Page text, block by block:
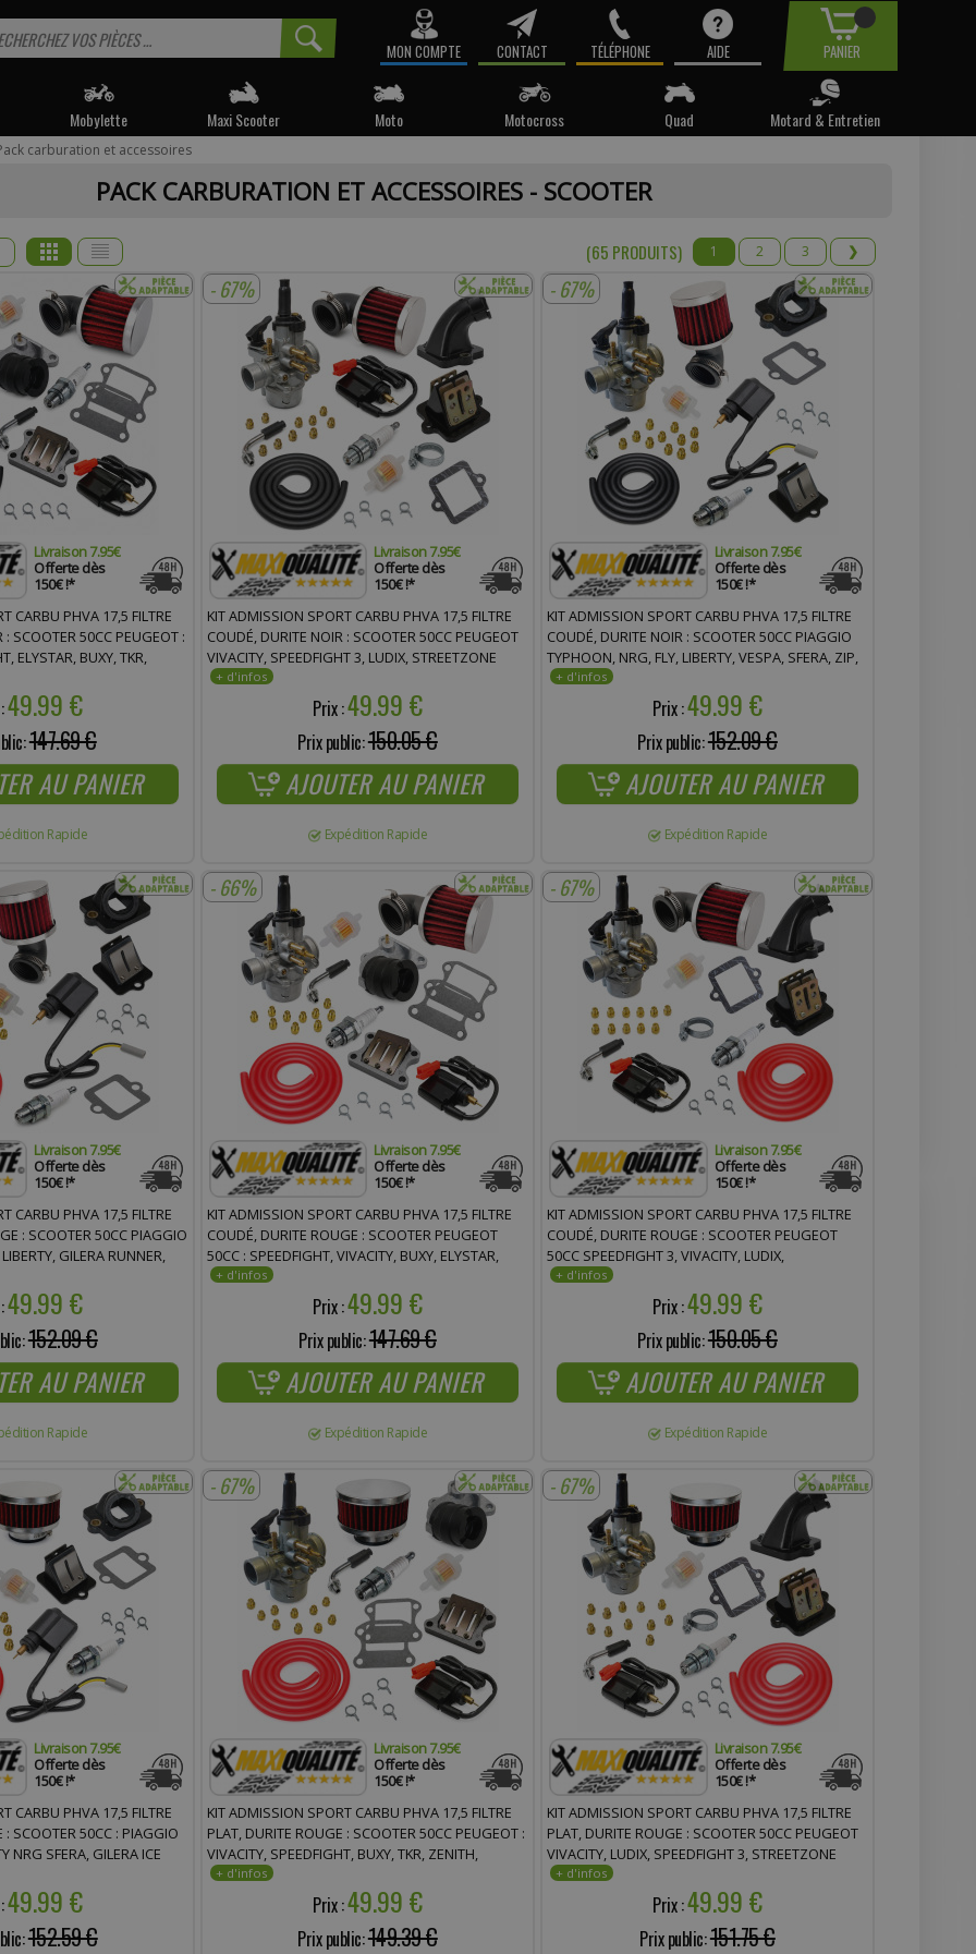
MON COMPTE CONTACT TÉLÉPHONE AIDE PANIER
Mobylette Maxi Scooter Moto Motocross Quad Motard & Entretien
carburation et accessoires
PACK CARBURATION ET ACCESSOIRES - SCOOTER
(65 PRODUITS) 1 2 3 ❯
Livraison 7.95€
Offerte dès
150€ !*
CARBU PHVA 17,5 FILTRE
: SCOOTER 50CC PEUGEOT :
ELYSTAR, BUXY, TKR,
ELYSEO, SQUAB, X-
49.99 €
147.69 €
AU PANIER
Rapide
- 67%
Livraison 7.95€
Offerte dès
150€ !*
KIT ADMISSION SPORT CARBU PHVA 17,5 FILTRE
COUDÉ, DURITE NOIR : SCOOTER 50CC PEUGEOT
VIVACITY, SPEEDFIGHT 3, LUDIX, STREETZONE
Prix :49.99 €
Prix public:150.05 €
AJOUTER AU PANIER
Expédition Rapide
- 67%
Livraison 7.95€
Offerte dès
150€ !*
KIT ADMISSION SPORT CARBU PHVA 17,5 FILTRE
COUDÉ, DURITE NOIR : SCOOTER 50CC PIAGGIO
TYPHOON, NRG, FLY, LIBERTY, VESPA, SFERA, ZIP,
GILERA ICE, STALKER, TPH, STORM, DERBI, ITALJET,
Prix :49.99 €
Prix public:152.09 €
AJOUTER AU PANIER
Expédition Rapide
Livraison 7.95€
Offerte dès
150€ !*
CARBU PHVA 17,5 FILTRE
: SCOOTER 50CC PIAGGIO
GILERA RUNNER,
ZIP, APRILIA SR,
49.99 €
152.09 €
AU PANIER
Rapide
- 66%
Livraison 7.95€
Offerte dès
150€ !*
KIT ADMISSION SPORT CARBU PHVA 17,5 FILTRE
COUDÉ, DURITE ROUGE : SCOOTER PEUGEOT
50CC : SPEEDFIGHT, VIVACITY, BUXY, ELYSTAR,
TKR, TREKKER, LOOXOR, ZENITH, ELYSEO, SQUAB,
Prix :49.99 €
Prix public:147.69 €
AJOUTER AU PANIER
Expédition Rapide
- 67%
Livraison 7.95€
Offerte dès
150€ !*
KIT ADMISSION SPORT CARBU PHVA 17,5 FILTRE
COUDÉ, DURITE ROUGE : SCOOTER PEUGEOT
50CC SPEEDFIGHT 3, VIVACITY, LUDIX,
STREETZONE
Prix :49.99 €
Prix public:150.05 €
AJOUTER AU PANIER
Expédition Rapide
Livraison 7.95€
Offerte dès
150€ !*
CARBU PHVA 17,5 FILTRE
: SCOOTER 50CC : PIAGGIO
NRG SFERA, GILERA ICE
STALKER, DERBI, ITALJET,
49.99 €
152.59 €
- 67%
Livraison 7.95€
Offerte dès
150€ !*
KIT ADMISSION SPORT CARBU PHVA 17,5 FILTRE
PLAT, DURITE ROUGE : SCOOTER 50CC PEUGEOT :
VIVACITY, SPEEDFIGHT, BUXY, TKR, ZENITH,
ELYSTAR, TREKKER, ELYSEO, LOOXOR, SQUAB, X-
Prix :49.99 €
Prix public:149.39 €
- 67%
Livraison 7.95€
Offerte dès
150€ !*
KIT ADMISSION SPORT CARBU PHVA 17,5 FILTRE
PLAT, DURITE ROUGE : SCOOTER 50CC PEUGEOT
VIVACITY, LUDIX, SPEEDFIGHT 3, STREETZONE
Prix :49.99 €
Prix public:151.75 €
informé sur la disponibilité du produit, veuillez indiquer votre email.
* Email :
:
: